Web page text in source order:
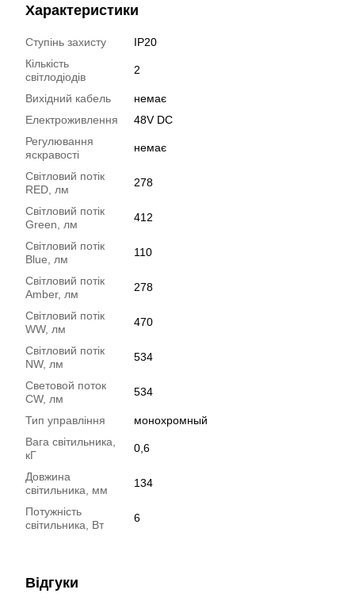
Характеристики
Ступінь захисту
IP20
Кількість
світлодіодів
2
Вихідний кабель
немає
Електроживлення
48V DC
Регулювання
яскравості
немає
Світловий потік
RED, лм
278
Світловий потік
Green, лм
412
Світловий потік
Blue, лм
110
Світловий потік
Amber, лм
278
Світловий потік
WW, лм
470
Світловий потік
NW, лм
534
Световой поток
CW, лм
534
Тип управління
монохромный
Вага світильника,
кГ
0,6
Довжина
світильника, мм
134
Потужність
світильника, Вт
6
Відгуки